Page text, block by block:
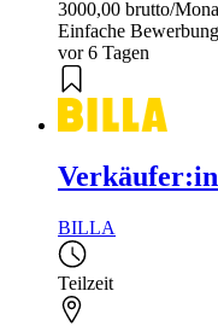
3000,00 brutto/
Einfache Bewerbung
vor 6 Tagen
BILLA
Teilzeit